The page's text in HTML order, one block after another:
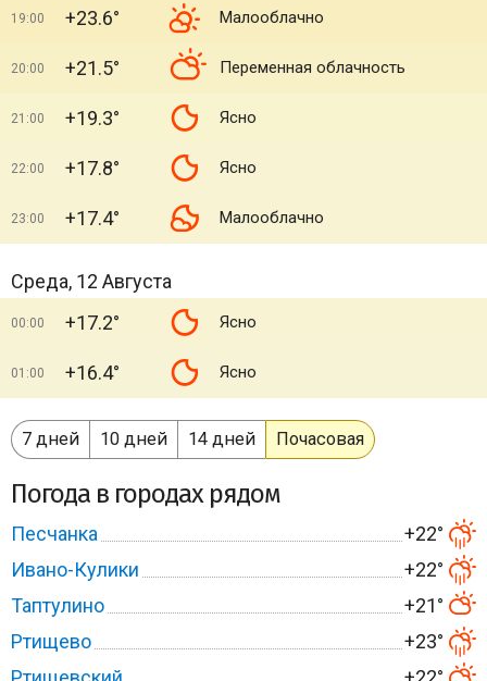
19:00 +23.6° Малооблачно
20:00 +21.5° Переменная облачность
21:00 +19.3° Ясно
22:00 +17.8° Ясно
23:00 +17.4° Малооблачно
Среда, 12 Августа
00:00 +17.2° Ясно
01:00 +16.4° Ясно
7 дней 10 дней 14 дней Почасовая
Погода в городах рядом
Песчанка
+22°
Ивано-Кулики
+22°
Таптулино
+21°
Ртищево
+23°